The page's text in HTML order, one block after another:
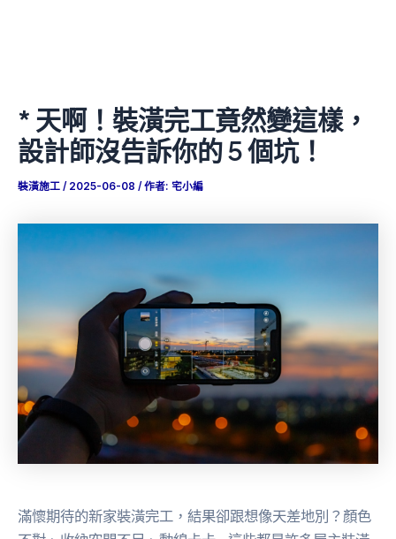
* 天啊！裝潢完工竟然變這樣，
設計師沒告訴你的 5 個坑！
裝潢施工 / 2025-06-08 / 作者: 宅小編
滿懷期待的新家裝潢完工，結果卻跟想像天差地別？顏色